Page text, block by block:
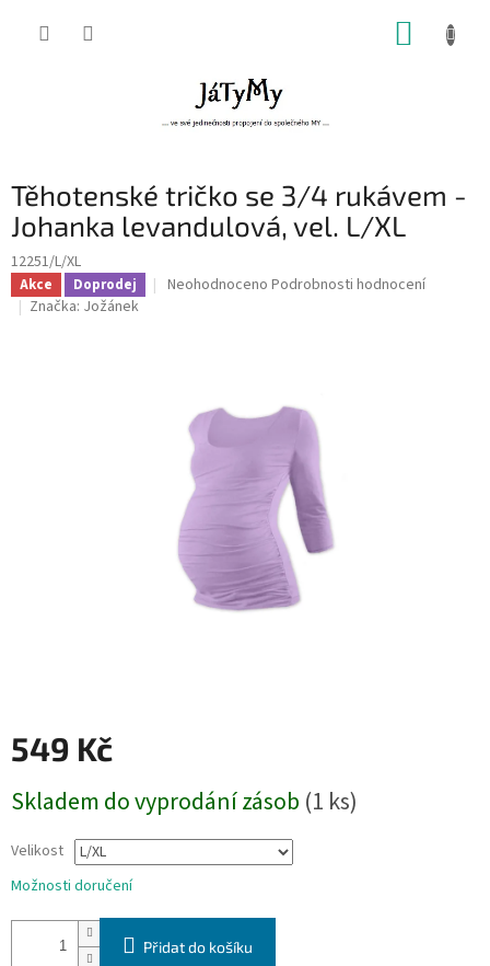
Těhotenské tričko se 3/4 rukávem -
Johanka levandulová, vel. L/XL
12251/L/XL
Akce Doprodej
Průměrné
hvězdiček.
Neohodnoceno Podrobnosti hodnocení
Značka: Jožánek
549 Kč
cena:
Skladem do vyprodání zásob (1 ks)
Velikost
Možnosti doručení
Přidat do košíku